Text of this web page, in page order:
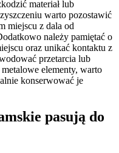
materiał lub
warto pozostawić
miejscu z dala od
należy pamiętać o
oraz unikać kontaktu z
przetarcia lub
elementy, warto
konserwować je
pasują do